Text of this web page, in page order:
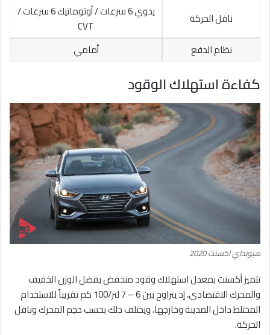
ناقل الحركة
يدوي 6 سرعات / أوتوماتيك 6 سرعات /
CVT
نظام الدفع
أمامي
كفاءة استهلاك الوقود
هيونداي اكسنت 2020
تتميز أكسنت بمعدل استهلاك وقود منخفض بفضل الوزن الخفيف
والمحرك الاقتصادي، إذ يتراوح بين 6 – 7 لتر/100 كم تقريباً للاستخدام
المختلط داخل المدينة وخارجها، ويختلف ذلك بحسب حجم المحرك وناقل
الحركة.